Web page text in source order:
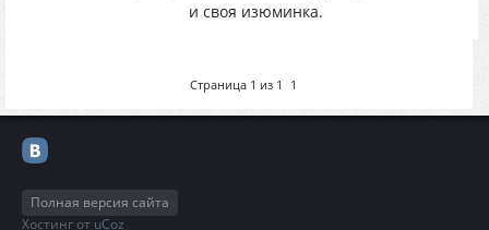
и своя изюминка.
Страница 1 из 1 1
Полная версия сайта
Хостинг от uCoz